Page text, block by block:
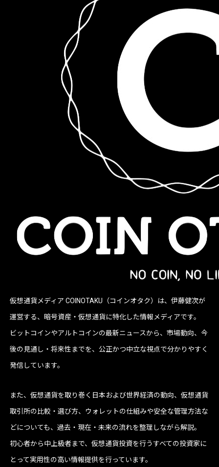
仮想通貨メディア COINOTAKU（コインオタク）は、伊藤健次が
運営する、暗号資産・仮想通貨に特化した情報メディアです。
ビットコインやアルトコインの最新ニュースから、市場動向、今
後の見通し・将来性までを、公正かつ中立な視点で分かりやすく
発信しています。
また、仮想通貨を取り巻く日本および世界経済の動向、仮想通貨
取引所の比較・選び方、ウォレットの仕組みや安全な管理方法な
どについても、過去・現在・未来の流れを整理しながら解説。
初心者から中上級者まで、仮想通貨投資を行うすべての投資家に
とって実用性の高い情報提供を行っています。